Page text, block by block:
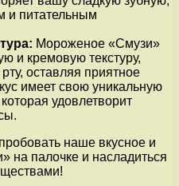
и питательным
Мороженое «Смузи»
и кремовую текстуру,
оставляя приятное
имеет свою уникальную
удовлетворит
наше вкусное и
на палочке и насладиться